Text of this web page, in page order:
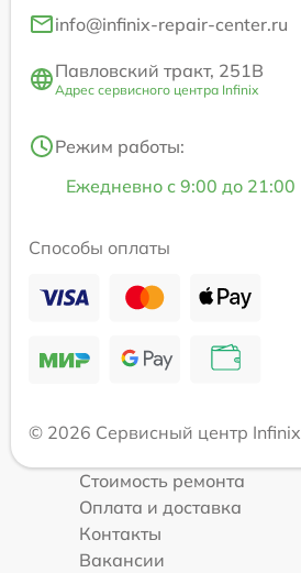
info@infinix-repair-center.ru
Павловский тракт, 251В
Адрес сервисного центра Infinix
Режим работы:
Ежедневно с 9:00 до 21:00
Способы оплаты
© 2026 Сервисный центр Infinix
Стоимость ремонта
Оплата и доставка
Контакты
Вакансии